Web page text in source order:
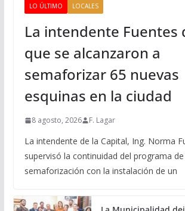
LO ÚLTIMO LOCALES
La intendente Fuentes
que se alcanzaron a
semaforizar 65 nuevas
esquinas en la ciudad
8 agosto, 2026 F. Lagar
La intendente de la Capital, Ing. Norma
supervisó la continuidad del programa de
semaforización con la instalación de un